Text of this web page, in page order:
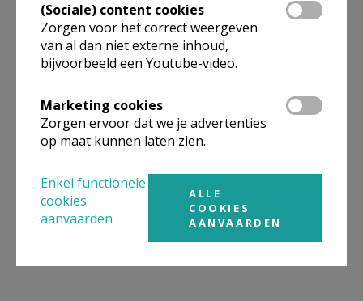
(Sociale) content cookies
Zorgen voor het correct weergeven
van al dan niet externe inhoud,
bijvoorbeeld een Youtube-video.
Marketing cookies
Zorgen ervoor dat we je advertenties
op maat kunnen laten zien.
Enkel functionele
cookies
aanvaarden
ALLE
COOKIES
AANVAARDEN